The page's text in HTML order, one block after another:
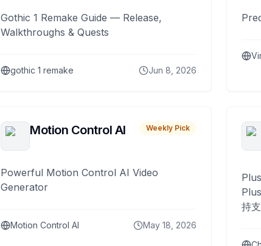
Gothic 1 Remake Guide — Release,
Walkthroughs & Quests
gothic 1 remake Jun 8, 2026
Motion Control AI Weekly Pick
Powerful Motion Control AI Video
Generator
Motion Control AI May 18, 2026
持